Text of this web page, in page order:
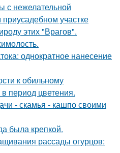
с нежелательной
участке
этих "Врагов".
однократное нанесение
к обильному
период цветения.
- скамья - кашпо своими
была крепкoй.
рассады огурцов: